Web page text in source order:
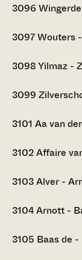
3096
3097Wouters
3098Yilmaz -
3099
3101 Aa van
3102Affaire
3103Alver -
3104Arnott -
3105 Baas de